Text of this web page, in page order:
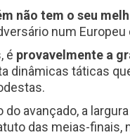
não tem o seu
num
é provavelmente a
dinâmicas táticas
avançado, a
das meias-finais,